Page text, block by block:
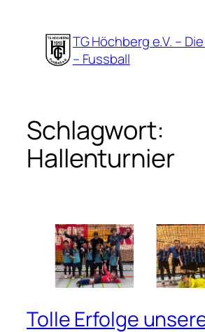
springen
TG Höchberg e.V. –
– Fussball
Schlagwort:
Hallenturnier
Tolle Erfolge